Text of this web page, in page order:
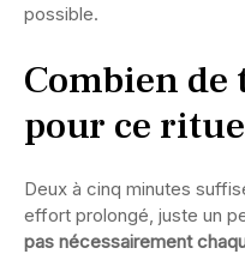
possible.
Combien
pour ce
Deux à cinq minutes
effort prolongé, juste un
pas nécessairement